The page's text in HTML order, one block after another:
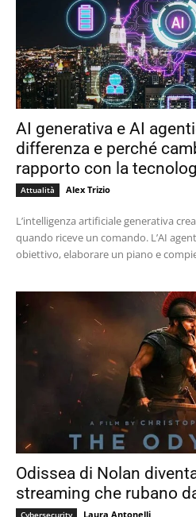
AI generativa e AI
differenza e perché
rapporto con la
Attualità Alex Trizio
L’intelligenza artificiale generativa
quando riceve un comando. L’AI
obiettivo, elaborare un piano e
Odissea di Nolan
streaming che rubano
Cybersecurity Laura Antonelli